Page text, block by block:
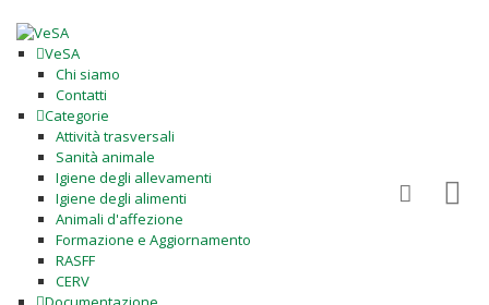
VeSA
Chi siamo
Contatti
Categorie
Attività trasversali
Sanità animale
Igiene degli allevamenti
Igiene degli alimenti
Animali d'affezione
Formazione e Aggiornamento
RASFF
CERV